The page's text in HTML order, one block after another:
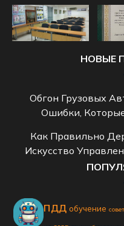
НОВЫЕ
Обгон Грузовых
Ошибки,
Как Правильно
Искусство
автошкола пдд обучение